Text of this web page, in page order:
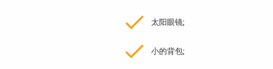
太阳眼镜;
小的背包;